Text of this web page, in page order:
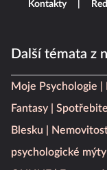
Další témata z
Moje Psychologie
Fantasy
Blesku
psychologické mýty
Kontakty